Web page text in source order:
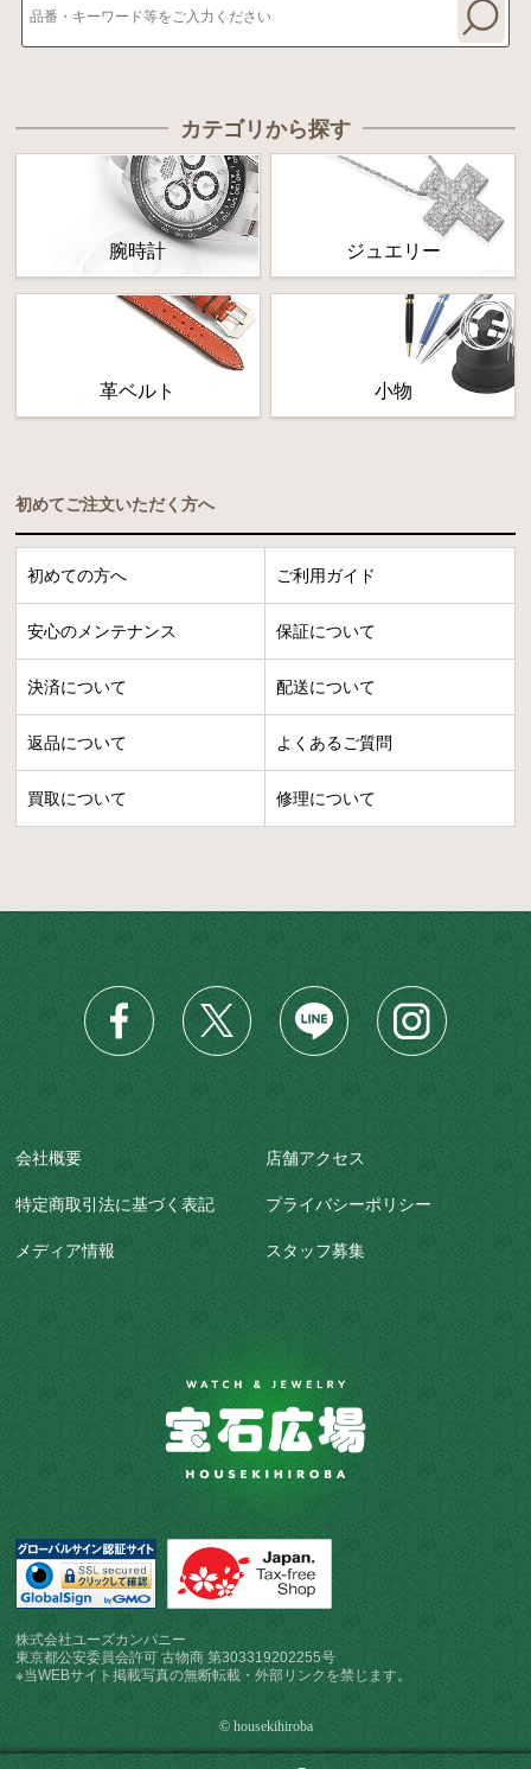
カテゴリから探す
腕時計 ジュエリー
革ベルト 小物
初めてご注文いただく方へ
初めての方へ ご利用ガイド
安心のメンテナンス 保証について
決済について 配送について
返品について よくあるご質問
買取について 修理について
会社概要 店舗アクセス
特定商取引法に基づく表記 プライバシーポリシー
メディア情報 スタッフ募集
株式会社ユーズカンパニー
東京都公安委員会許可 古物商 第303319202255号
※当WEBサイト掲載写真の無断転載・外部リンクを禁じます。
© housekihiroba